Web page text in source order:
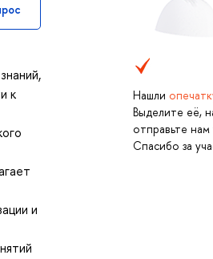
Нашли
Выделите её,
отправьте
Спасибо за
к
и